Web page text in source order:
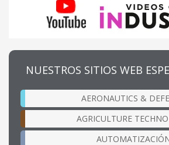
NUESTROS SITIOS WEB
AERONAUTICS &
AGRICULTURE